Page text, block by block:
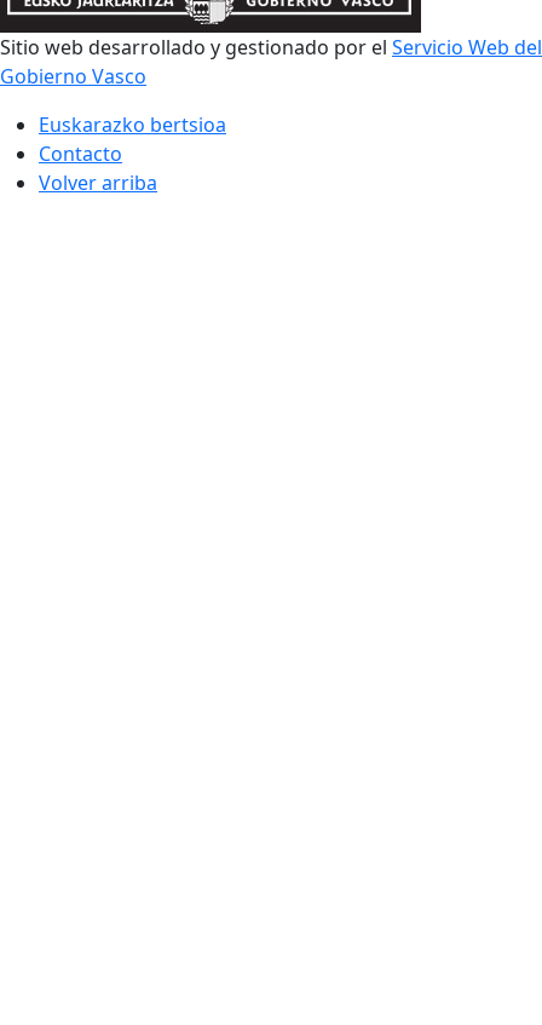
Sitio web desarrollado y gestionado por el Servicio Web del
Gobierno Vasco
Euskarazko bertsioa
Contacto
Volver arriba